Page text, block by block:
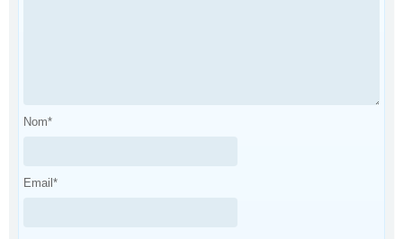
Nom*
Email *